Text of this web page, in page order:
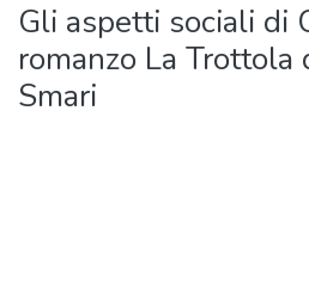
Gli aspetti sociali di
romanzo La
Smari